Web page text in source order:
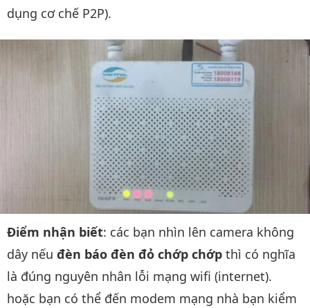
dụng cơ chế P2P).
Điểm nhận biết: các bạn nhìn lên camera không
dây nếu đèn báo đèn đỏ chớp chớp thì có nghĩa
là đúng nguyên nhân lỗi mạng wifi (internet).
hoặc bạn có thể đến modem mạng nhà bạn kiểm